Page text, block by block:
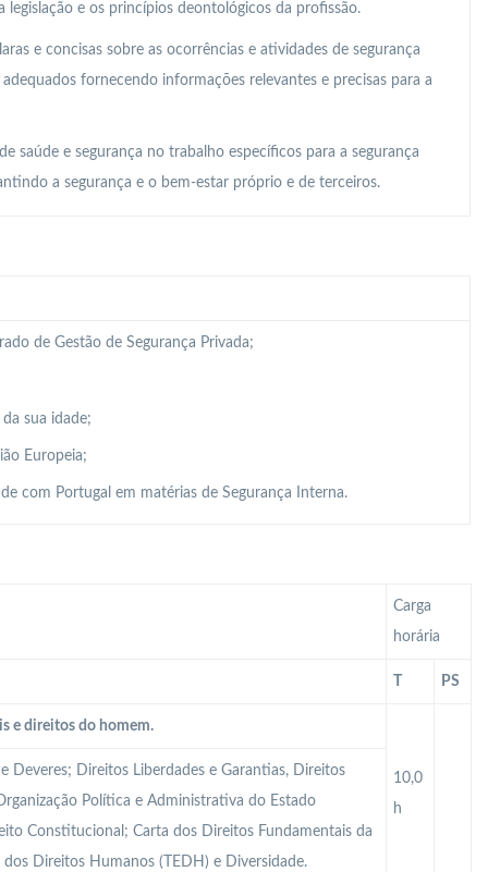
e os princípios deontológicos da profissão.
e concisas sobre as ocorrências e atividades de segurança
fornecendo informações relevantes e precisas para a
saúde e segurança no trabalho específicos para a segurança
a segurança e o bem-estar próprio e de terceiros.
de Gestão de Segurança Privada;
sua idade;
Europeia;
com Portugal em matérias de Segurança Interna.
Carga
horária
PS
e direitos do homem.
10,0
h
Deveres; Direitos Liberdades e Garantias, Direitos
Política e Administrativa do Estado
Constitucional; Carta dos Direitos Fundamentais da
Direitos Humanos (TEDH) e Diversidade.